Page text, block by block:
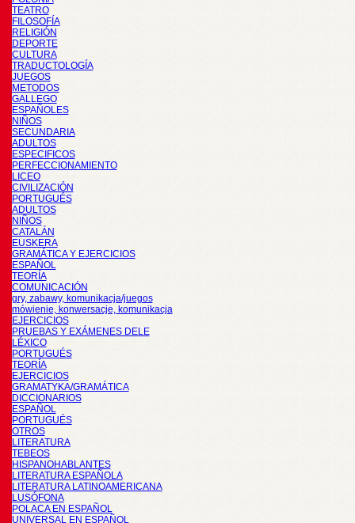
TEATRO
FILOSOFÍA
RELIGIÓN
DEPORTE
CULTURA
TRADUCTOLOGÍA
JUEGOS
METODOS
GALLEGO
ESPAÑOLES
NIÑOS
SECUNDARIA
ADULTOS
ESPECIFICOS
PERFECCIONAMIENTO
LICEO
CIVILIZACIÓN
PORTUGUÉS
ADULTOS
NIÑOS
CATALÁN
EUSKERA
GRAMÁTICA Y EJERCICIOS
ESPAÑOL
TEORÍA
COMUNICACIÓN
gry, zabawy, komunikacja/juegos
mówienie, konwersacje, komunikacja
EJERCICIOS
PRUEBAS Y EXÁMENES DELE
LÉXICO
PORTUGUÉS
TEORÍA
EJERCICIOS
GRAMATYKA/GRAMÁTICA
DICCIONARIOS
ESPAÑOL
PORTUGUÉS
OTROS
LITERATURA
TEBEOS
HISPANOHABLANTES
LITERATURA ESPAÑOLA
LITERATURA LATINOAMERICANA
LUSÓFONA
POLACA EN ESPAÑOL
UNIVERSAL EN ESPAÑOL